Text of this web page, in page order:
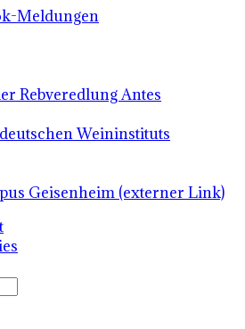
Meldungen
Rebveredlung Antes
Weininstituts
Geisenheim (externer Link)